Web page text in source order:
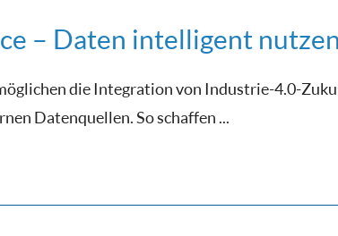
– Daten intelligent nutzen
die Integration von Industrie-4.0-
Datenquellen. So schaffen ...